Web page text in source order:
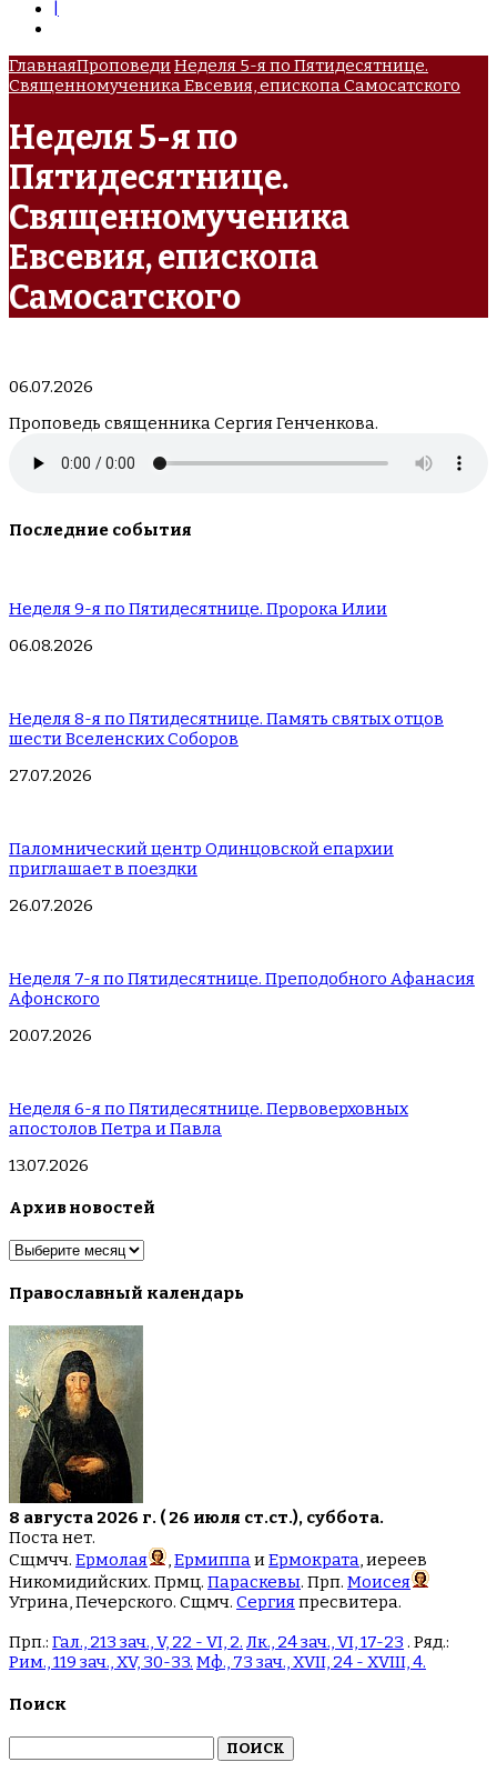
ГлавнаяПроповедиНеделя 5-я по Пятидесятнице.
Священномученика Евсевия, епископа Самосатского
Неделя 5-я по
Пятидесятнице.
Священномученика
Евсевия, епископа
Самосатского
06.07.2026
Проповедь священника Сергия Генченкова.
Последние события
Неделя 9-я по Пятидесятнице. Пророка Илии
06.08.2026
Неделя 8-я по Пятидесятнице. Память святых отцов
шести Вселенских Соборов
27.07.2026
Паломнический центр Одинцовской епархии
приглашает в поездки
26.07.2026
Неделя 7-я по Пятидесятнице. Преподобного Афанасия
Афонского
20.07.2026
Неделя 6-я по Пятидесятнице. Первоверховных
апостолов Петра и Павла
13.07.2026
Архив новостей
Архив
Православный календарь
8 августа 2026 г. ( 26 июля ст.ст.), суббота.
Поста нет.
Сщмчч. Ермолая ,ЕрмиппаиЕрмократа, иереев
Никомидийских. Прмц. Параскевы. Прп. Моисея
Угрина, Печерского. Сщмч. Сергияпресвитера.
Прп.: Гал., 213 зач., V, 22 - VI, 2. Лк., 24 зач., VI, 17-23 . Ряд.:
Рим., 119 зач., XV, 30-33. Мф., 73 зач., XVII, 24 - XVIII, 4.
Поиск